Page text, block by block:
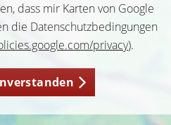
dass mir Karten von Google
die Datenschutzbedingungen
privacy).